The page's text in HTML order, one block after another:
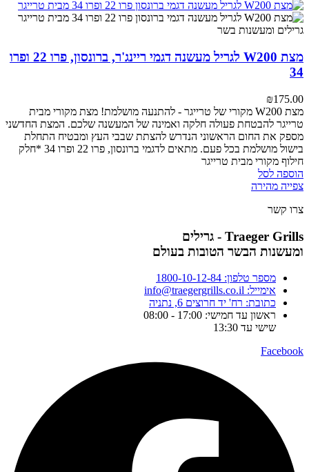
מצת W200 לגריל מעשנה דגמי ריינג'ר, ברונסון, פרו 22 ופרו
34
₪175.00
מצת W200 מקורי של טרייגר - להתנעה מושלמת!
מצת מקורי מבית
טרייגר להבטחת פעולה חלקה ואמינה של המעשנה שלכם. המצת החדשני
מספק את החום הראשוני הנדרש להצתת שבבי העץ ומבטיח התחלת
בישול מושלמת בכל פעם. מתאים לדגמי ברונסון, פרו 22 ופרו 34
*חלק
חילוף מקורי מבית טרייגר
הוספה לסל
צפייה מהירה
צרו קשר
Traeger Grills - גרילים
ומעשנות הבשר הטובות בעולם
מספר טלפון: 1800-10-12-84
אימייל: info@traegergrills.co.il
כתובת: רח' יד חרוצים 6, נתניה
ראשון עד חמישי: 17:00 - 08:00
שישי עד 13:30
Facebook